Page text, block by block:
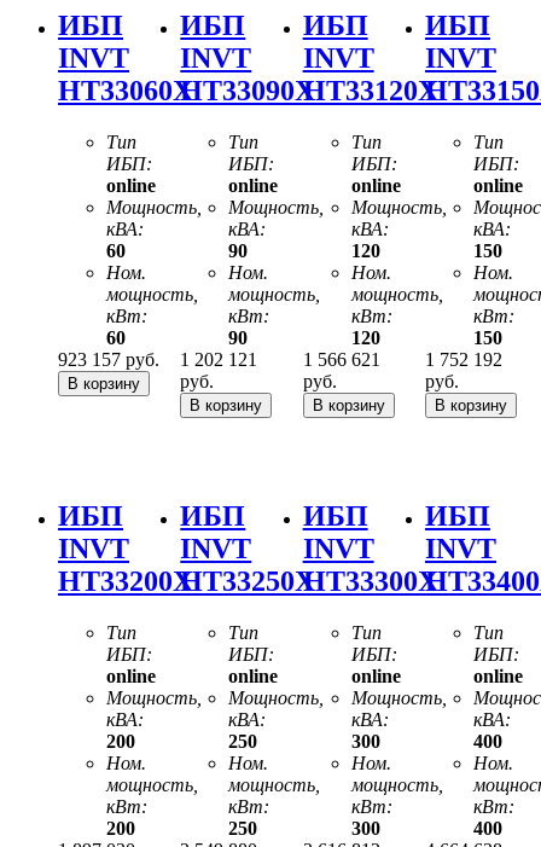
ИБП
INVT
HT33060X
Тип
ИБП:
online
Мощность,
кВА:
60
Ном.
мощность,
кВт:
60
923 157 руб.
ИБП
INVT
HT33090X
Тип
ИБП:
online
Мощность,
кВА:
90
Ном.
мощность,
кВт:
90
1 202 121
руб.
ИБП
INVT
HT33120X
Тип
ИБП:
online
Мощность,
кВА:
120
Ном.
мощность,
кВт:
120
1 566 621
руб.
ИБП
INVT
Тип
ИБП:
online
кВА:
150
Ном.
кВт:
150
1 752 192
руб.
ИБП
INVT
HT33200X
Тип
ИБП:
online
Мощность,
кВА:
200
Ном.
мощность,
кВт:
200
ИБП
INVT
HT33250X
Тип
ИБП:
online
Мощность,
кВА:
250
Ном.
мощность,
кВт:
250
ИБП
INVT
HT33300X
Тип
ИБП:
online
Мощность,
кВА:
300
Ном.
мощность,
кВт:
300
ИБП
INVT
Тип
ИБП:
online
кВА:
400
Ном.
кВт:
400